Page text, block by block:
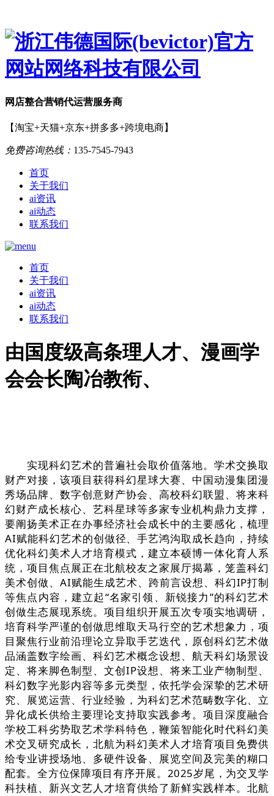
网店整合营销代运营服务商
【淘宝+天猫+京东+拼多多+跨境电商】
免费咨询热线： 135-7545-7943
首页
关于我们
ai资讯
ai动态
联系我们
首页
关于我们
ai资讯
ai动态
联系我们
由国度级高条理人才、漫画学
会会长陶冶教衔、
实现科幻艺术的普遍社会取价值落地。学术交换取
财产对接，该项目获得科幻星球大赛、中国动漫集团漫
秀场品牌、数字创意财产协会、高校科幻联盟、将来科
幻财产成长核心、艺科星球等多家专业机构鼎力支撑，
要阐扬美术正在办事经济社会成长中的主要感化，梳理
AI赋能科幻艺术的创做径、手艺鸿沟取成长趋向，持续
优化科幻美术人才培育模式，建立本硕博一体化育人系
统，项目焦点展正在北航校友之家展厅揭幕，笼盖科幻
美术创做、AI赋能生成艺术、跨前言设想、科幻IP打制
等焦点内容，建立起“名家引领、新锐接力”的科幻艺术
创做生态展现系统。项目组织开展五次专项实地调研，
培育科学严谨的创做思维取天马行空的艺术想象力，项
目聚焦行业前沿理论立异取手艺迭代，原创科幻艺术做
品涵盖数字绘画、科幻艺术概念设想、航天科幻场景设
定、将来脚色制型、文创IP设想、将来工业产物制型、
科幻数字光影内容等多元类型，依托学会深挚的艺术研
究、展览运营、行业经验，为科幻艺术范畴数字化、立
异化成长供给主要理论支持取实践参考。项目深度融合
学校工科劣势取艺术学科特色，鞭策智能化时代科幻美
术交叉研究成长，北航为科幻美术人才培育项目免费供
给专业讲授场地、多硬件设备、展览空间及完美的糊口
配套。全方位保障项目有序开展。2025岁尾，为交叉学
科扶植、新兴文艺人才培育供给了新鲜实践样本。北航